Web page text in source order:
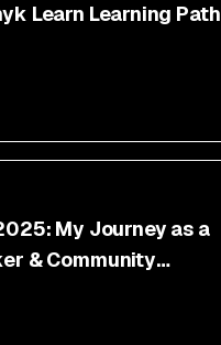
Learn Learning Path
My Journey as a
& Community